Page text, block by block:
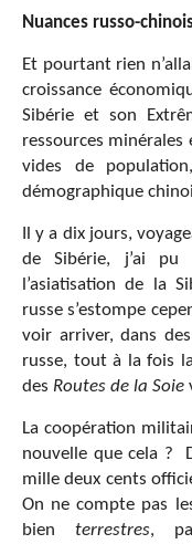
Nuances russo-
Et pourtant rien
croissance
Sibérie et son
ressources minérales
vides de
démographique
Il y a dix jours,
de Sibérie, j’ai pu
l’asiatisation de la
russe s’estompe
voir arriver, dans
russe, tout à la fois
des Routes de la Soie
La coopération
nouvelle que cela ?
mille deux cents
On ne compte pas
bien terrestres,